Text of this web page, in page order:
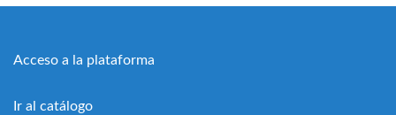
Acceso a la plataforma
Ir al catálogo